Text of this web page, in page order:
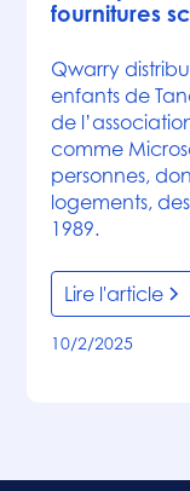
fournitures
Qwarry
enfants de
de
comme
personnes,
logements,
1989.
Lire l'article
10/2/2025